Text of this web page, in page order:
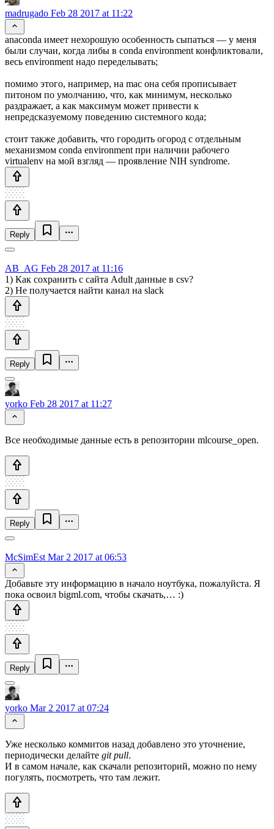
madrugado Feb 28 2017 at 11:22
anaconda имеет нехорошую особенность сыпаться — у меня
были случаи, когда либы в conda environment конфликтовали,
весь environment надо переделывать;
помимо этого, например, на mac она себя прописывает
питоном по умолчанию, что, как минимум, несколько
раздражает, а как максимум может привести к
непредсказуемому поведению системного кода;
стоит также добавить, что городить огород с отдельным
механизмом conda environment при наличии рабочего
virtualenv на мой взгляд — проявление NIH syndrome.
Reply
AB_AG Feb 28 2017 at 11:16
1) Как сохранить с сайта Adult данные в csv?
2) Не получается найти канал на slack
Reply
yorko Feb 28 2017 at 11:27
Все необходимые данные есть в репозитории mlcourse_open.
Reply
McSimEst Mar 2 2017 at 06:53
Добавьте эту информацию в начало ноутбука, пожалуйста. Я
пока освоил bigml.com, чтобы скачать,… :)
Reply
yorko Mar 2 2017 at 07:24
Уже несколько коммитов назад добавлено это уточнение,
периодически делайте git pull.
И в самом начале, как скачали репозиторий, можно по нему
погулять, посмотреть, что там лежит.